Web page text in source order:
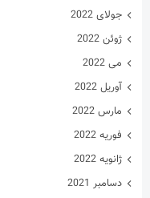
جولای 2022
ژوئن 2022
می 2022
آوریل 2022
مارس 2022
فوریه 2022
ژانویه 2022
دسامبر 2021